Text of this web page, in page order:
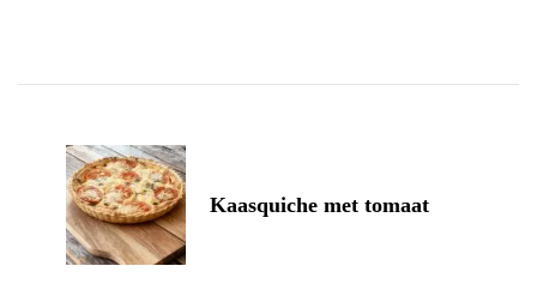
Navigation
Kaasquiche met tomaat